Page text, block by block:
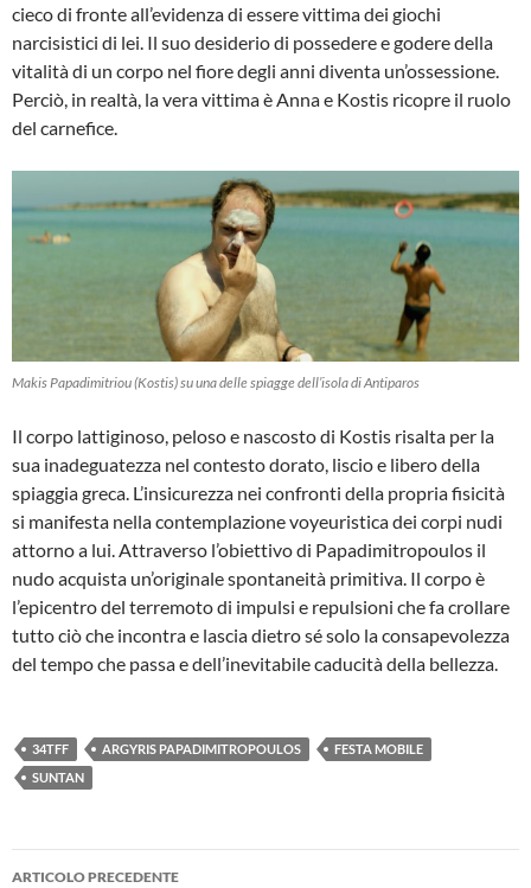
cieco di fronte all’evidenza di essere vittima dei giochi
narcisistici di lei. Il suo desiderio di possedere e godere della
vitalità di un corpo nel fiore degli anni diventa un’ossessione.
Perciò, in realtà, la vera vittima è Anna e Kostis ricopre il ruolo
del carnefice.
Makis Papadimitriou (Kostis) su una delle spiagge dell’isola di Antiparos
Il corpo lattiginoso, peloso e nascosto di Kostis risalta per la
sua inadeguatezza nel contesto dorato, liscio e libero della
spiaggia greca. L’insicurezza nei confronti della propria fisicità
si manifesta nella contemplazione voyeuristica dei corpi nudi
attorno a lui. Attraverso l’obiettivo di Papadimitropoulos il
nudo acquista un’originale spontaneità primitiva. Il corpo è
l’epicentro del terremoto di impulsi e repulsioni che fa crollare
tutto ciò che incontra e lascia dietro sé solo la consapevolezza
del tempo che passa e dell’inevitabile caducità della bellezza.
34TFF ARGYRIS PAPADIMITROPOULOS
FESTA MOBILE
SUNTAN
Navigazione
ARTICOLO PRECEDENTE